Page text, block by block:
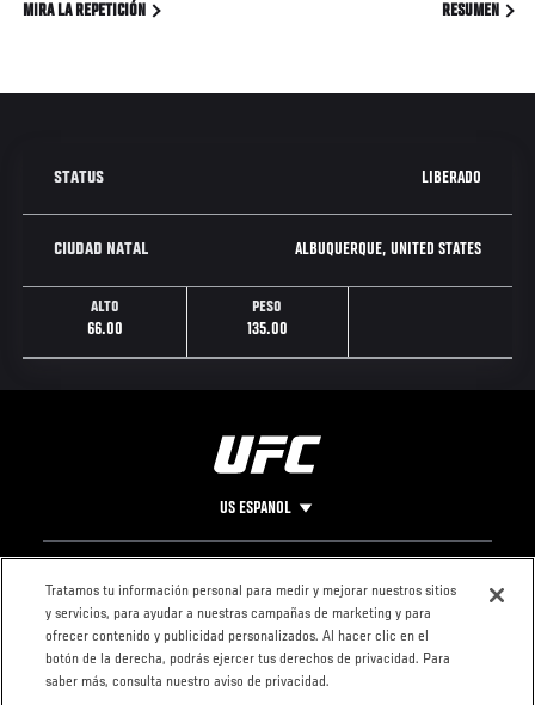
MIRA LA REPETICIÓN RESUMEN
STATUS LIBERADO
CIUDAD NATAL ALBUQUERQUE, UNITED STATES
ALTO
66.00
PESO
135.00
US ESPANOL
Pie
de
Página
CONTACTO
LEGAL
Condiciones
Política de
privacidad
Tratamos tu información personal para medir y mejorar nuestros sitios
y servicios, para ayudar a nuestras campañas de marketing y para
ofrecer contenido y publicidad personalizados. Al hacer clic en el
botón de la derecha, podrás ejercer tus derechos de privacidad. Para
saber más, consulta nuestro aviso de privacidad.